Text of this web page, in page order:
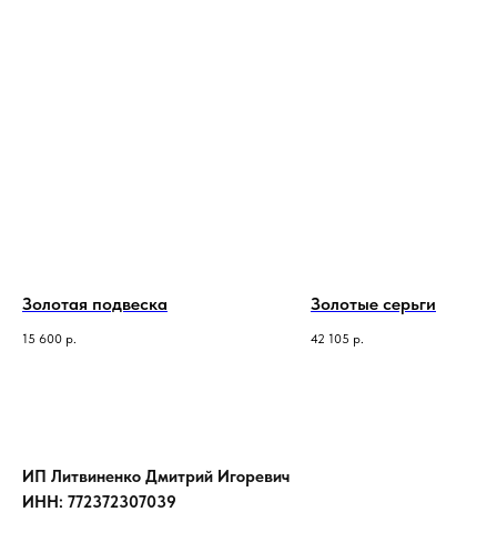
Золотая подвеска
15 600 р.
Золотые серьги
42 105 р.
ИП Литвиненко Дмитрий Игоревич
ИНН: 772372307039